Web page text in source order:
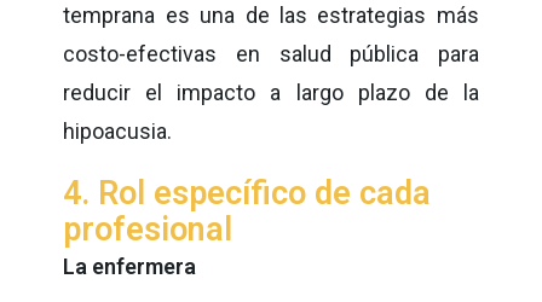
temprana es una de las estrategias más
costo-efectivas en salud pública para
reducir el impacto a largo plazo de la
hipoacusia.
4. Rol específico de cada
profesional
La enfermera